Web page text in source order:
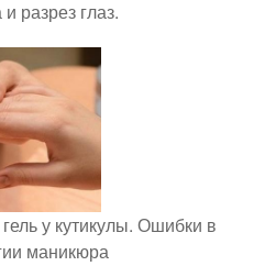
разрез глаз.
у кутикулы. Ошибки в
маникюра